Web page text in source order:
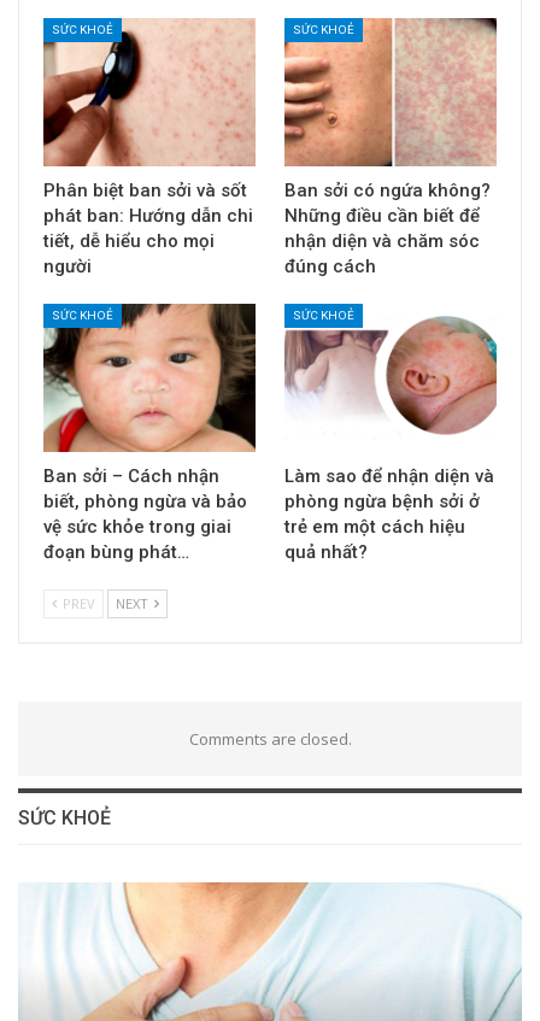
SỨC KHOẺ
Phân biệt ban sởi và sốt
phát ban: Hướng dẫn chi
tiết, dễ hiểu cho mọi
người
SỨC KHOẺ
Ban sởi có ngứa không?
Những điều cần biết để
nhận diện và chăm sóc
đúng cách
SỨC KHOẺ
Ban sởi – Cách nhận
biết, phòng ngừa và bảo
vệ sức khỏe trong giai
đoạn bùng phát…
SỨC KHOẺ
Làm sao để nhận diện và
phòng ngừa bệnh sởi ở
trẻ em một cách hiệu
quả nhất?
PREV NEXT
Comments are closed.
SỨC KHOẺ